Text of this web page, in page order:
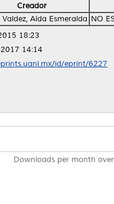
Creador
Aída Esmeralda NO
18:23
14:14
id/eprint/6227
Downloads per month